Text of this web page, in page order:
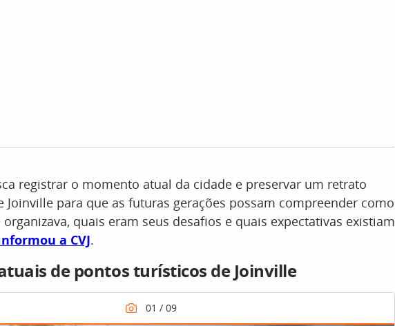
registrar o momento atual da cidade e preservar um retrato
Joinville para que as futuras gerações possam compreender como
quais eram seus desafios e quais expectativas existiam
a CVJ.
de pontos turísticos de Joinville